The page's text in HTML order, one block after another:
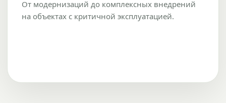
От модернизаций до комплексных внедрений
на объектах с критичной эксплуатацией.